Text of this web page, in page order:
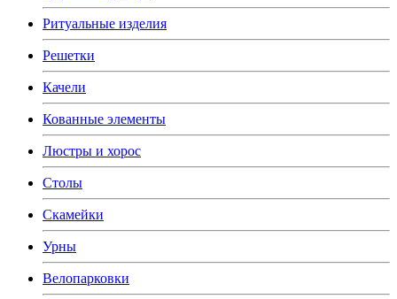
Ритуальные изделия
Решетки
Качели
Кованные элементы
Люстры и хорос
Столы
Скамейки
Урны
Велопарковки